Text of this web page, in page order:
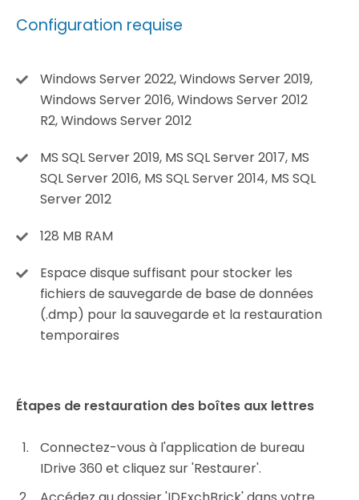
Configuration requise
Windows Server 2022, Windows Server 2019,
Windows Server 2016, Windows Server 2012
R2, Windows Server 2012
MS SQL Server 2019, MS SQL Server 2017, MS
SQL Server 2016, MS SQL Server 2014, MS SQL
Server 2012
128 MB RAM
Espace disque suffisant pour stocker les
fichiers de sauvegarde de base de données
(.dmp) pour la sauvegarde et la restauration
temporaires
Étapes de restauration des boîtes aux lettres
Connectez-vous à l'application de bureau
IDrive 360 et cliquez sur 'Restaurer'.